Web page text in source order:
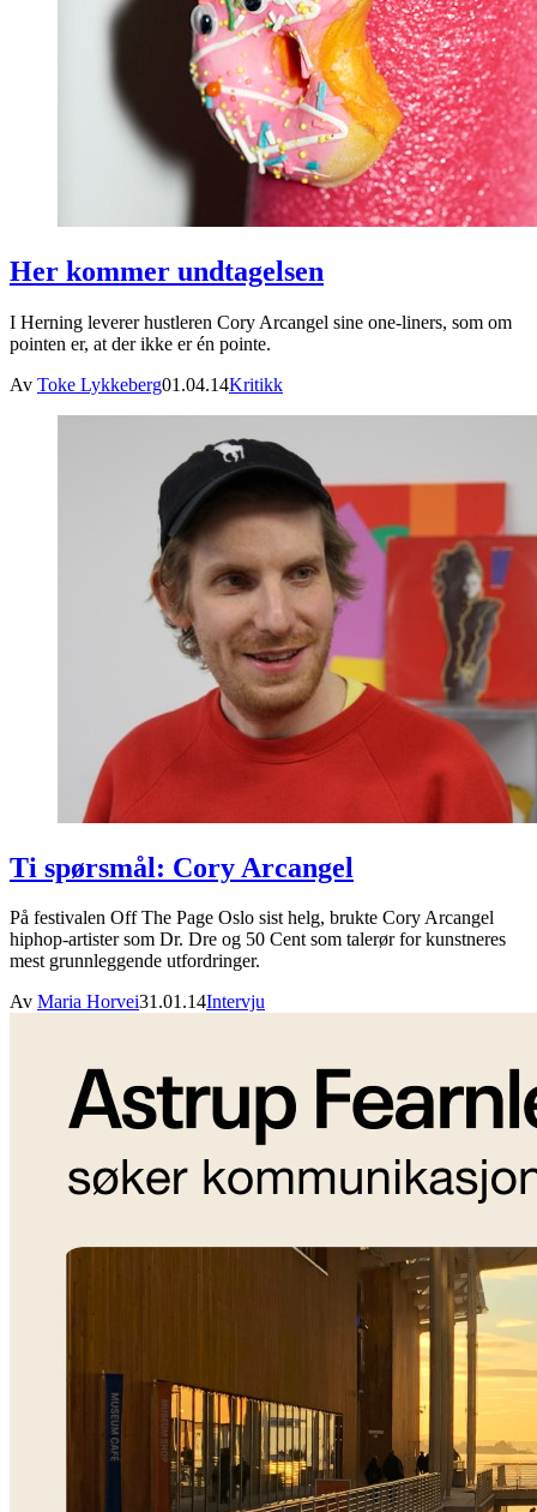
Her kommer undtagelsen
I Herning leverer hustleren Cory Arcangel sine one-liners, som om
pointen er, at der ikke er én pointe.
Av Toke Lykkeberg01.04.14Kritikk
Ti spørsmål: Cory Arcangel
På festivalen Off The Page Oslo sist helg, brukte Cory Arcangel
hiphop-artister som Dr. Dre og 50 Cent som talerør for kunstneres
mest grunnleggende utfordringer.
Av Maria Horvei31.01.14Intervju